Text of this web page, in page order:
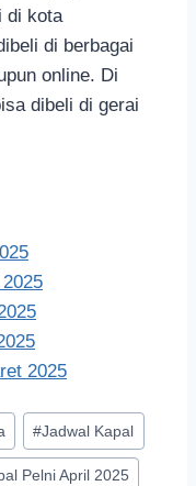
di kota
di berbagai
online. Di
dibeli di gerai
2025
#Jadwal Kapal
Pelni April 2025